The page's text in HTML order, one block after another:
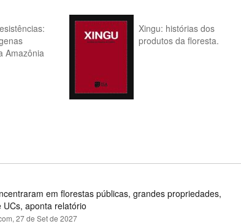
Amazônia
Xingu: histórias dos
produtos da floresta.
em florestas públicas, grandes propriedades,
aponta relatório
27 de Set de 2027